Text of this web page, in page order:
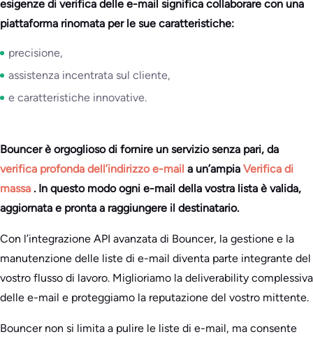
esigenze di verifica delle e-mail significa collaborare con una
piattaforma rinomata per le sue caratteristiche:
precisione,
assistenza incentrata sul cliente,
e caratteristiche innovative.
Bouncer è orgoglioso di fornire un servizio senza pari, da
verifica profonda dell’indirizzo e-mail a un’ampia Verifica di
massa . In questo modo ogni e-mail della vostra lista è valida,
aggiornata e pronta a raggiungere il destinatario.
Con l’integrazione API avanzata di Bouncer, la gestione e la
manutenzione delle liste di e-mail diventa parte integrante del
vostro flusso di lavoro. Miglioriamo la deliverability complessiva
delle e-mail e proteggiamo la reputazione del vostro mittente.
Bouncer non si limita a pulire le liste di e-mail, ma consente